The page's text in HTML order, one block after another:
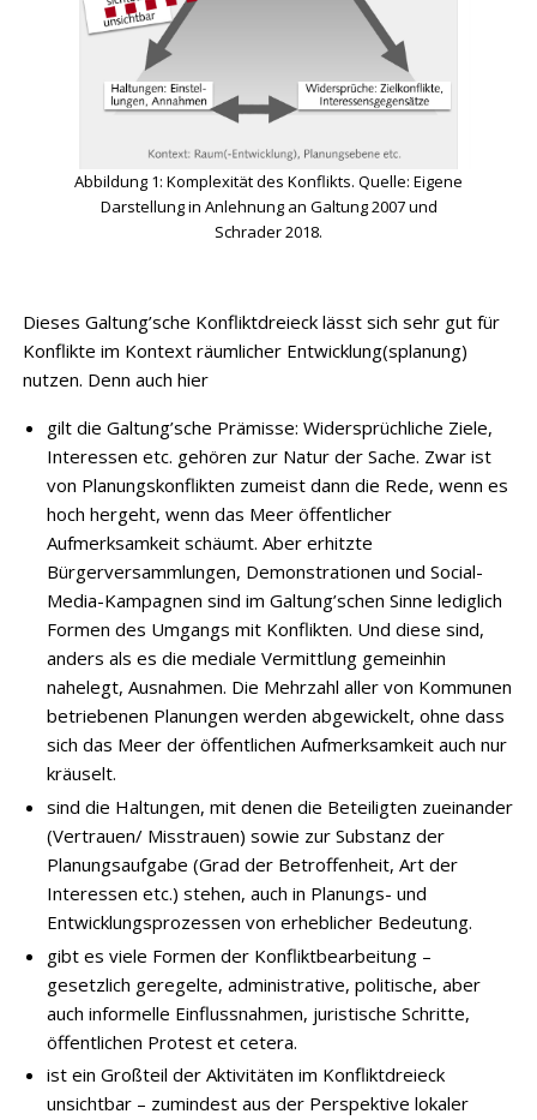
Abbildung 1: Komplexität des Konflikts. Quelle: Eigene
Darstellung in Anlehnung an Galtung 2007 und
Schrader 2018.
Dieses Galtung’sche Konfliktdreieck lässt sich sehr gut für
Konflikte im Kontext räumlicher Entwicklung(splanung)
nutzen. Denn auch hier
gilt die Galtung’sche Prämisse: Widersprüchliche Ziele,
Interessen etc. gehören zur Natur der Sache. Zwar ist
von Planungskonflikten zumeist dann die Rede, wenn es
hoch hergeht, wenn das Meer öffentlicher
Aufmerksamkeit schäumt. Aber erhitzte
Bürgerversammlungen, Demonstrationen und Social-
Media-Kampagnen sind im Galtung’schen Sinne lediglich
Formen des Umgangs mit Konflikten. Und diese sind,
anders als es die mediale Vermittlung gemeinhin
nahelegt, Ausnahmen. Die Mehrzahl aller von Kommunen
betriebenen Planungen werden abgewickelt, ohne dass
sich das Meer der öffentlichen Aufmerksamkeit auch nur
kräuselt.
sind die Haltungen, mit denen die Beteiligten zueinander
(Vertrauen/ Misstrauen) sowie zur Substanz der
Planungsaufgabe (Grad der Betroffenheit, Art der
Interessen etc.) stehen, auch in Planungs- und
Entwicklungsprozessen von erheblicher Bedeutung.
gibt es viele Formen der Konfliktbearbeitung –
gesetzlich geregelte, administrative, politische, aber
auch informelle Einflussnahmen, juristische Schritte,
öffentlichen Protest et cetera.
ist ein Großteil der Aktivitäten im Konfliktdreieck
unsichtbar – zumindest aus der Perspektive lokaler